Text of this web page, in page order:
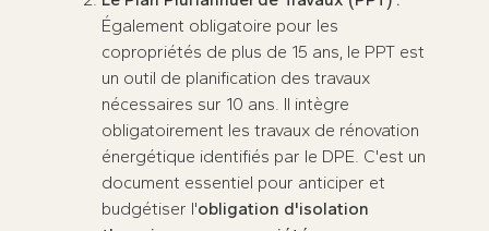
Également obligatoire pour les
copropriétés de plus de 15 ans, le PPT est
un outil de planification des travaux
nécessaires sur 10 ans. Il intègre
obligatoirement les travaux de rénovation
énergétique identifiés par le DPE. C'est un
document essentiel pour anticiper et
budgétiser l'obligation d'isolation